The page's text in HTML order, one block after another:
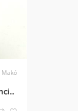
Makó
Tudor Black Bay 58 Garancia, Full Set